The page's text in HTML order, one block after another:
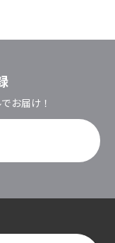
お届け！